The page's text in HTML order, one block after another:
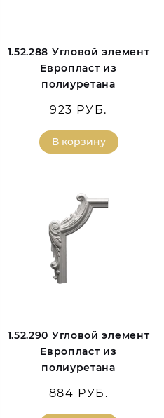
1.52.288 Угловой элемент
Европласт из
полиуретана
923 РУБ.
В корзину
1.52.290 Угловой элемент
Европласт из
полиуретана
884 РУБ.